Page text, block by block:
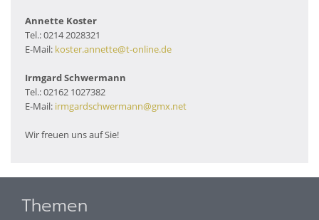
Annette Koster
Tel.: 0214 2028321
E-Mail: koster.annette@t-online.de
Irmgard Schwermann
Tel.: 02162 1027382
E-Mail: irmgardschwermann@gmx.net
Wir freuen uns auf Sie!
Themen